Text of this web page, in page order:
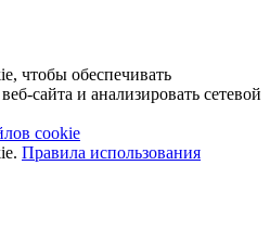
чтобы обеспечивать
сайта и анализировать сетевой
cookie
Правила использования